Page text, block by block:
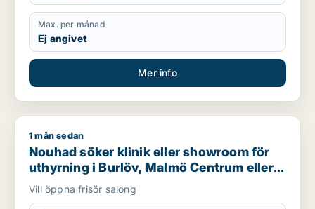
Max. per månad
Ej angivet
Mer info
Nouhad söker klinik eller showroom för uthyrning i Burlöv,
1 mån sedan
Nouhad söker klinik eller showroom för
uthyrning i Burlöv, Malmö Centrum eller
Kirseberg m.fl.
Vill öppna frisör salong